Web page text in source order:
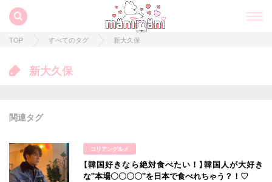
TOP すべてのタグ 新大久保
新大久保
関連タグ
コリアングルメ
【韓国好きなら絶対食べたい！】韓国人が大好き
な"本場〇〇〇〇"を日本で食べれちゃう？！♡